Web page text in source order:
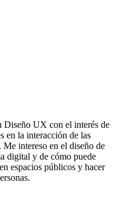
Diseño UX con el interés de
en la interacción de las
intereso en el diseño de
digital y de cómo puede
espacios públicos y hacer